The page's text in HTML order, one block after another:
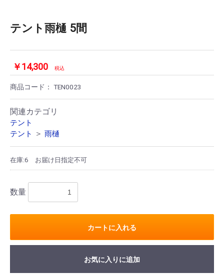
テント雨樋 5間
￥14,300 税込
商品コード： TEN0023
関連カテゴリ
テント
テント
＞ 雨樋
在庫:6 お届け日指定不可
数量
カートに入れる
お気に入りに追加